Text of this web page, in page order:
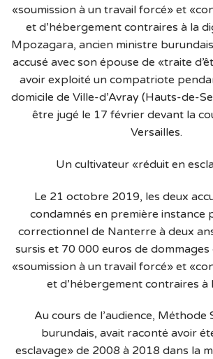
«soumission à un travail forcé» et
et d’hébergement contraires à la
Mpozagara, ancien ministre
accusé avec son épouse de «traite
avoir exploité un compatriote
domicile de Ville-d’Avray (Hauts-de-
être jugé le 17 février devant la
Versailles.
Un cultivateur «réduit en
Le 21 octobre 2019, les deux
condamnés en première instance
correctionnel de Nanterre à deux
sursis et 70 000 euros de
«soumission à un travail forcé» et
et d’hébergement contraires à
Au cours de l’audience, Méthode
burundais, avait raconté avoir
esclavage» de 2008 à 2018 dans la